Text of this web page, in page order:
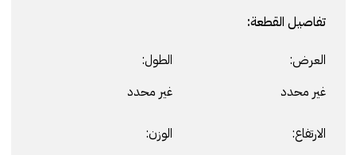
تفاصيل القطعة:
العرض:
غير محدد
الطول:
غير محدد
الارتفاع:
الوزن: